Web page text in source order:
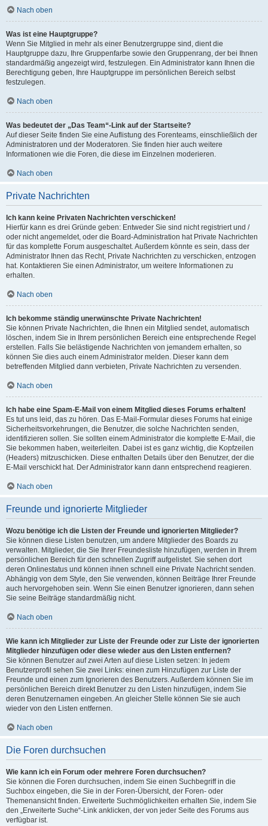
Nach oben
Was ist eine Hauptgruppe?
Wenn Sie Mitglied in mehr als einer Benutzergruppe sind, dient die
Hauptgruppe dazu, Ihre Gruppenfarbe sowie den Gruppenrang, der bei Ihnen
standardmäßig angezeigt wird, festzulegen. Ein Administrator kann Ihnen die
Berechtigung geben, Ihre Hauptgruppe im persönlichen Bereich selbst
festzulegen.
Nach oben
Was bedeutet der „Das Team“-Link auf der Startseite?
Auf dieser Seite finden Sie eine Auflistung des Forenteams, einschließlich der
Administratoren und der Moderatoren. Sie finden hier auch weitere
Informationen wie die Foren, die diese im Einzelnen moderieren.
Nach oben
Private Nachrichten
Ich kann keine Privaten Nachrichten verschicken!
Hierfür kann es drei Gründe geben: Entweder Sie sind nicht registriert und /
oder nicht angemeldet, oder die Board-Administration hat Private Nachrichten
für das komplette Forum ausgeschaltet. Außerdem könnte es sein, dass der
Administrator Ihnen das Recht, Private Nachrichten zu verschicken, entzogen
hat. Kontaktieren Sie einen Administrator, um weitere Informationen zu
erhalten.
Nach oben
Ich bekomme ständig unerwünschte Private Nachrichten!
Sie können Private Nachrichten, die Ihnen ein Mitglied sendet, automatisch
löschen, indem Sie in Ihrem persönlichen Bereich eine entsprechende Regel
erstellen. Falls Sie belästigende Nachrichten von jemandem erhalten, so
können Sie dies auch einem Administrator melden. Dieser kann dem
betreffenden Mitglied dann verbieten, Private Nachrichten zu versenden.
Nach oben
Ich habe eine Spam-E-Mail von einem Mitglied dieses Forums erhalten!
Es tut uns leid, das zu hören. Das E-Mail-Formular dieses Forums hat einige
Sicherheitsvorkehrungen, die Benutzer, die solche Nachrichten senden,
identifizieren sollen. Sie sollten einem Administrator die komplette E-Mail, die
Sie bekommen haben, weiterleiten. Dabei ist es ganz wichtig, die Kopfzeilen
(Headers) mitzuschicken. Diese enthalten Details über den Benutzer, der die
E-Mail verschickt hat. Der Administrator kann dann entsprechend reagieren.
Nach oben
Freunde und ignorierte Mitglieder
Wozu benötige ich die Listen der Freunde und ignorierten Mitglieder?
Sie können diese Listen benutzen, um andere Mitglieder des Boards zu
verwalten. Mitglieder, die Sie Ihrer Freundesliste hinzufügen, werden in Ihrem
persönlichen Bereich für den schnellen Zugriff aufgelistet. Sie sehen dort
deren Onlinestatus und können ihnen schnell eine Private Nachricht senden.
Abhängig von dem Style, den Sie verwenden, können Beiträge Ihrer Freunde
auch hervorgehoben sein. Wenn Sie einen Benutzer ignorieren, dann sehen
Sie seine Beiträge standardmäßig nicht.
Nach oben
Wie kann ich Mitglieder zur Liste der Freunde oder zur Liste der ignorierten
Mitglieder hinzufügen oder diese wieder aus den Listen entfernen?
Sie können Benutzer auf zwei Arten auf diese Listen setzen: In jedem
Benutzerprofil sehen Sie zwei Links: einen zum Hinzufügen zur Liste der
Freunde und einen zum Ignorieren des Benutzers. Außerdem können Sie im
persönlichen Bereich direkt Benutzer zu den Listen hinzufügen, indem Sie
deren Benutzernamen eingeben. An gleicher Stelle können Sie sie auch
wieder von den Listen entfernen.
Nach oben
Die Foren durchsuchen
Wie kann ich ein Forum oder mehrere Foren durchsuchen?
Sie können die Foren durchsuchen, indem Sie einen Suchbegriff in die
Suchbox eingeben, die Sie in der Foren-Übersicht, der Foren- oder
Themenansicht finden. Erweiterte Suchmöglichkeiten erhalten Sie, indem Sie
den „Erweiterte Suche“-Link anklicken, der von jeder Seite des Forums aus
verfügbar ist.